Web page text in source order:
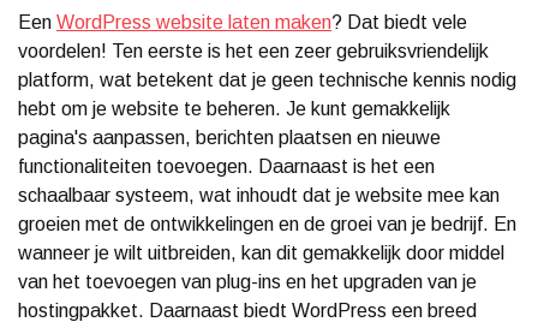
Een WordPress website laten maken? Dat biedt vele
voordelen! Ten eerste is het een zeer gebruiksvriendelijk
platform, wat betekent dat je geen technische kennis nodig
hebt om je website te beheren. Je kunt gemakkelijk
pagina's aanpassen, berichten plaatsen en nieuwe
functionaliteiten toevoegen. Daarnaast is het een
schaalbaar systeem, wat inhoudt dat je website mee kan
groeien met de ontwikkelingen en de groei van je bedrijf. En
wanneer je wilt uitbreiden, kan dit gemakkelijk door middel
van het toevoegen van plug-ins en het upgraden van je
hostingpakket. Daarnaast biedt WordPress een breed